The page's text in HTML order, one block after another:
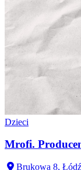
Dzieci
Mrofi.
Brukowa 8, Łódź